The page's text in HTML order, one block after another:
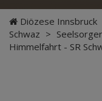
Diözese Innsbruck
Schwaz >
Himmelfahrt - SR